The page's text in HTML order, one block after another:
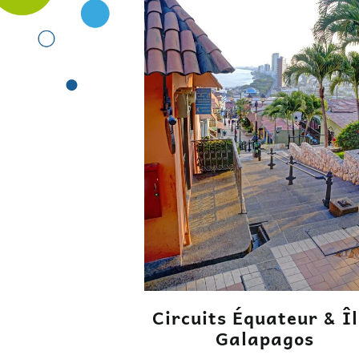
Circuits Équateur &
Galapagos